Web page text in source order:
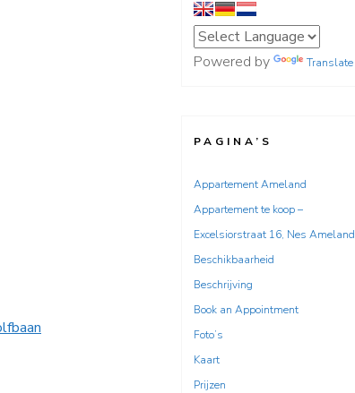
Powered by Translate
PAGINA’S
Appartement Ameland
Appartement te koop –
Excelsiorstraat 16, Nes Ameland
Beschikbaarheid
Beschrijving
Book an Appointment
Foto’s
Kaart
Prijzen